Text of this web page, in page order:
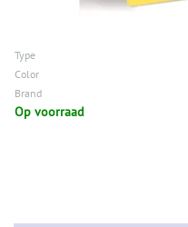
Type
Color
Brand
Op voorraad